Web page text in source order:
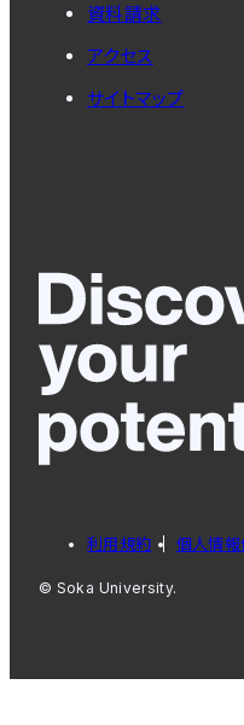
資料請求
アクセス
サイトマップ
利用規約 個人情
© Soka University.